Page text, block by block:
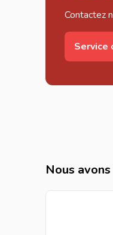
Contactez
Service
Nous